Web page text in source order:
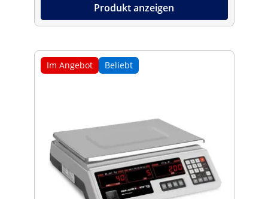
Produkt anzeigen
Im Angebot Beliebt